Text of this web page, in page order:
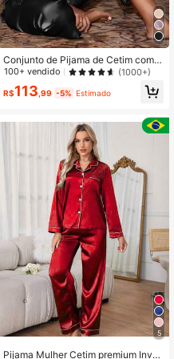
Conjunto de Pijama de Cetim com
Gola Xale, Roupas de Outono e Inve
100+ vendido (1000+)
R$113 ,99 -5% Estimado
5
Pijama Mulher Cetim premium Inver